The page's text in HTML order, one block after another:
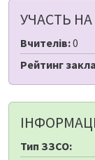
УЧАСТЬ
Вчителів:0
Рейтинг
Тип ЗЗСО: